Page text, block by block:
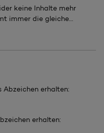
keine Inhalte mehr
immer die gleiche
ginge es heute
habe auch schon
muss, aber
Abzeichen erhalten:
erhalten: